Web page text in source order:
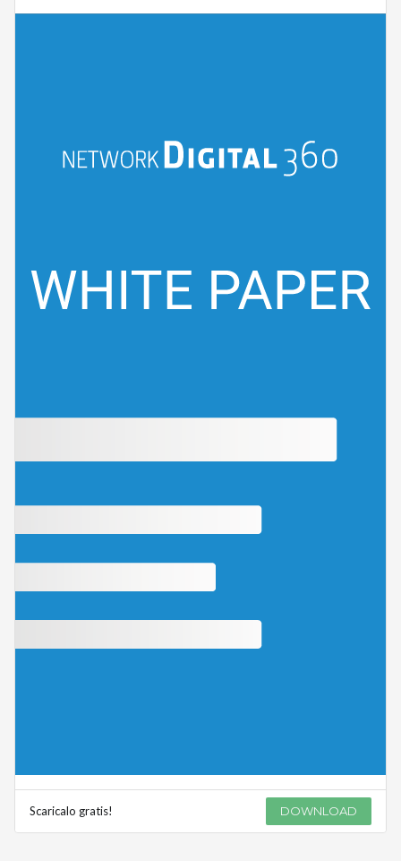
Scaricalo gratis! DOWNLOAD